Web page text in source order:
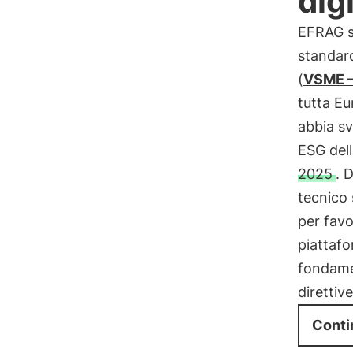
EFRAG
(VSME
tutta
abbia
ESG
2025.
tecnico
per